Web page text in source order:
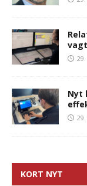
Nyt
KORT NYT